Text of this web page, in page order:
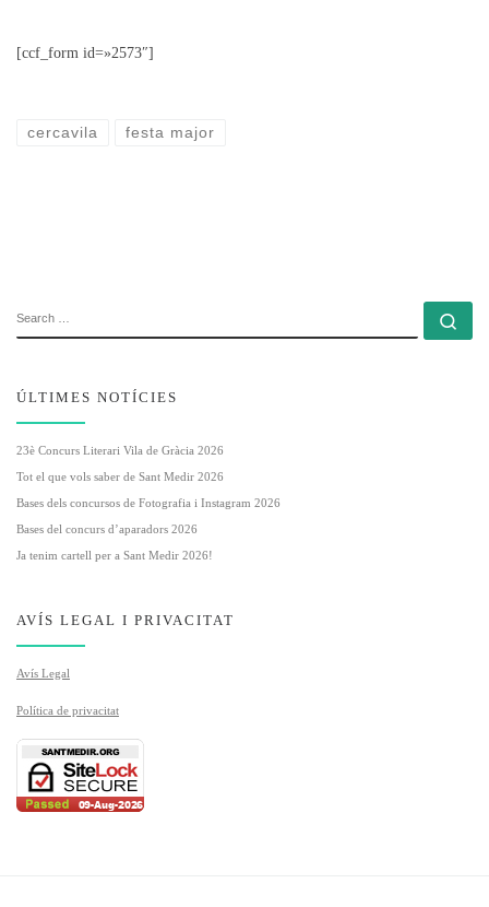
[ccf_form id=»2573″]
cercavila festa major
ÚLTIMES NOTÍCIES
23è Concurs Literari Vila de Gràcia 2026
Tot el que vols saber de Sant Medir 2026
Bases dels concursos de Fotografia i Instagram 2026
Bases del concurs d’aparadors 2026
Ja tenim cartell per a Sant Medir 2026!
AVÍS LEGAL I PRIVACITAT
Avís Legal
Política de privacitat